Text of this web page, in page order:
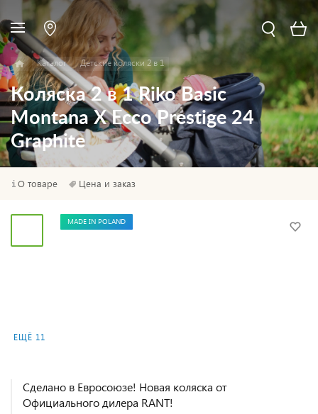
Каталог Детские коляски 2 в 1
Коляска 2 в 1 Riko Basic
Montana X Ecco Prestige 24
Graphite
О товаре Цена и заказ
ЕЩЁ 11
MADE IN POLAND
Сделано в Евросоюзе! Новая коляска от
Официального дилера RANT!